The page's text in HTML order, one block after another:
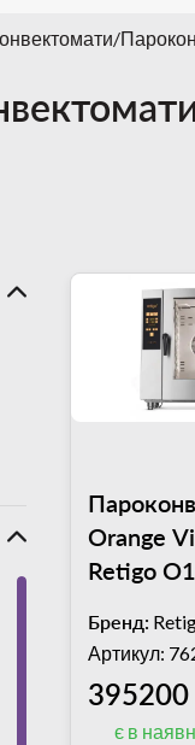
Orange
Retigo
Бренд:
Артикул:
395200
є в